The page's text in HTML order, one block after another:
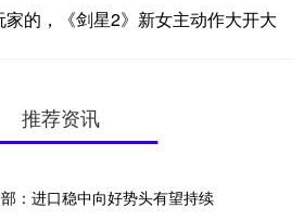
的，《剑星2》新女主动作大开大
推荐资讯
：进口稳中向好势头有望持续